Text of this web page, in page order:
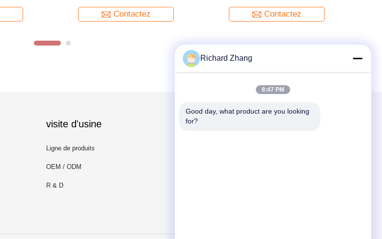
Contactez Contactez
visite d'usine
Ligne de produits
OEM / ODM
R & D
Mail nous
Richard Zhang
8:47 PM
Good day, what product are you looking
for?